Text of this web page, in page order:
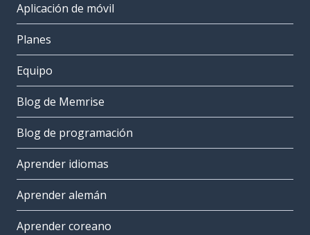
Aplicación de móvil
Planes
Equipo
Blog de Memrise
Blog de programación
Aprender idiomas
Aprender alemán
Aprender coreano